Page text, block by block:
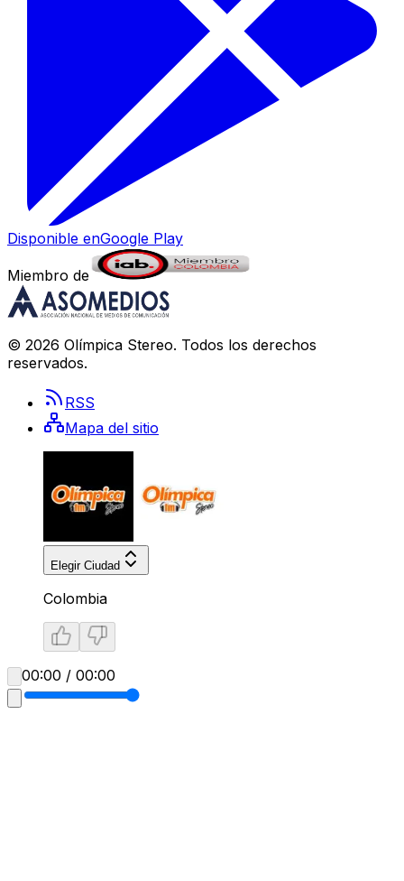
Disponible enGoogle Play
Miembro de
© 2026 Olímpica Stereo. Todos los derechos
reservados.
RSS
Mapa del sitio
Elegir Ciudad
Colombia
00:00 / 00:00